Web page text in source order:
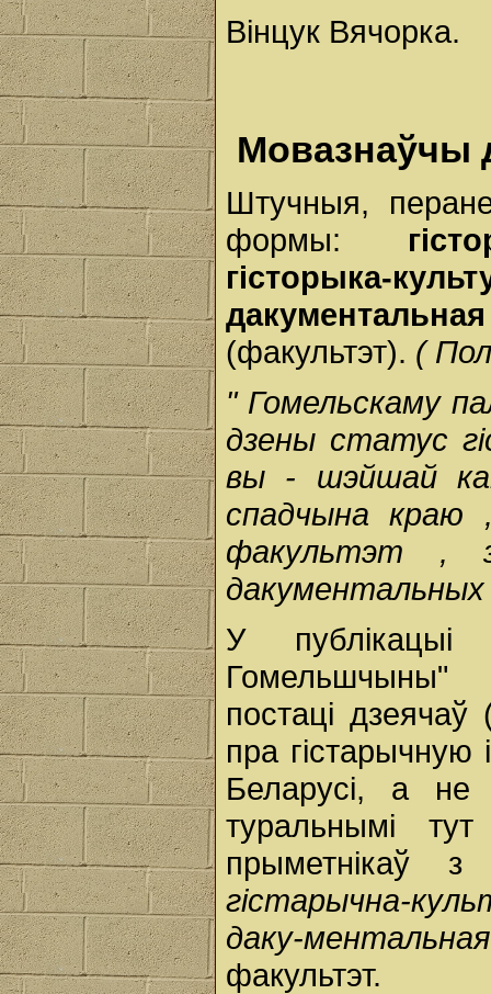
Вінцук Вячорка.
Мовазнаўчы
Штучныя,
формы:
гісторыка-
(факультэт). (
" Гомельскаму
дзены статус
вы - шэйшай
спадчынакраю
факультэт ,
У публікацыі
Гомельшчыны"
постаці дзеячаў
пра гістарычную
Беларусі, а не
туральнымі
прыметнікаў
гістарычна-
даку-
факультэт.